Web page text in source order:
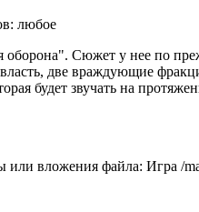
любое
оборона". Сюжет у нее по
две враждующие
будет звучать на
или вложения файла: Игра /